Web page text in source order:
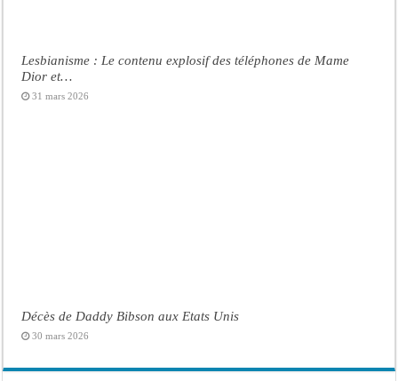
Lesbianisme : Le contenu explosif des téléphones de Mame
Dior et…
31 mars 2026
Décès de Daddy Bibson aux Etats Unis
30 mars 2026